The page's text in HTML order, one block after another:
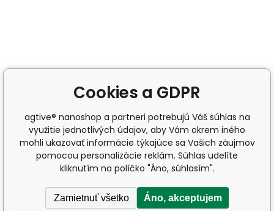
Cookies a GDPR
agtive® nanoshop a partneri potrebujú Váš súhlas na
využitie jednotlivých údajov, aby Vám okrem iného
mohli ukazovať informácie týkajúce sa Vašich záujmov
pomocou personalizácie reklám. Súhlas udelíte
kliknutím na políčko "Áno, súhlasím".
Zamietnuť všetko Áno, akceptujem